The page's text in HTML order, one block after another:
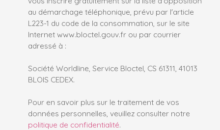
au démarchage téléphonique, prévu par l'article
L223-1 du code de la consommation, sur le site
Internet www.bloctel.gouv.fr ou par courrier
adressé à :
Société Worldline, Service Bloctel, CS 61311, 41013
BLOIS CEDEX.
Pour en savoir plus sur le traitement de vos
données personnelles, veuillez consulter notre
politique de confidentialité.